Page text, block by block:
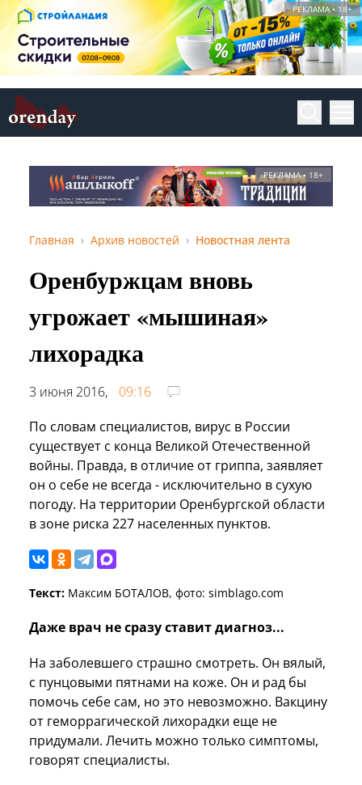
РЕКЛАМА • 18+
РЕКЛАМА • 18+
Главная Архив новостей Новостная лента
Оренбуржцам вновь
угрожает «мышиная»
лихорадка
3 июня 2016,
09:16
По словам специалистов, вирус в России
существует с конца Великой Отечественной
войны. Правда, в отличие от гриппа, заявляет
он о себе не всегда - исключительно в сухую
погоду. На территории Оренбургской области
в зоне риска 227 населенных пунктов.
Текст: Максим БОТАЛОВ, фото: simblago.com
Даже врач не сразу ставит диагноз...
На заболевшего страшно смотреть. Он вялый,
с пунцовыми пятнами на коже. Он и рад бы
помочь себе сам, но это невозможно. Вакцину
от геморрагической лихорадки еще не
придумали. Лечить можно только симптомы,
говорят специалисты.